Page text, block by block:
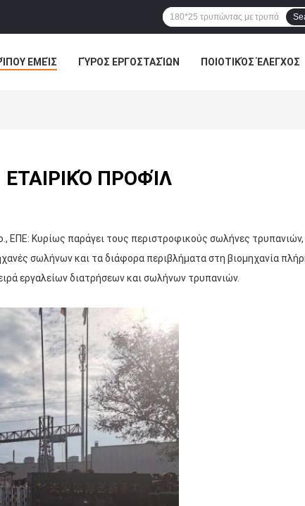
ΕΜΕΊΣ ΓΎΡΟΣ ΕΡΓΟΣΤΑΣΊΩΝ ΠΟΙΟΤΙΚΌΣ ΈΛΕΓΧΟΣ
ΕΤΑΙΡΙΚΌ ΠΡΟΦΊΛ
ΕΠΕ: Κυρίως παράγει τους περιστροφικούς σωλήνες
σωλήνων και τα διάφορα περιβλήματα στη βιομηχανία
εργαλείων διατρήσεων και σωλήνων τρυπανιών.